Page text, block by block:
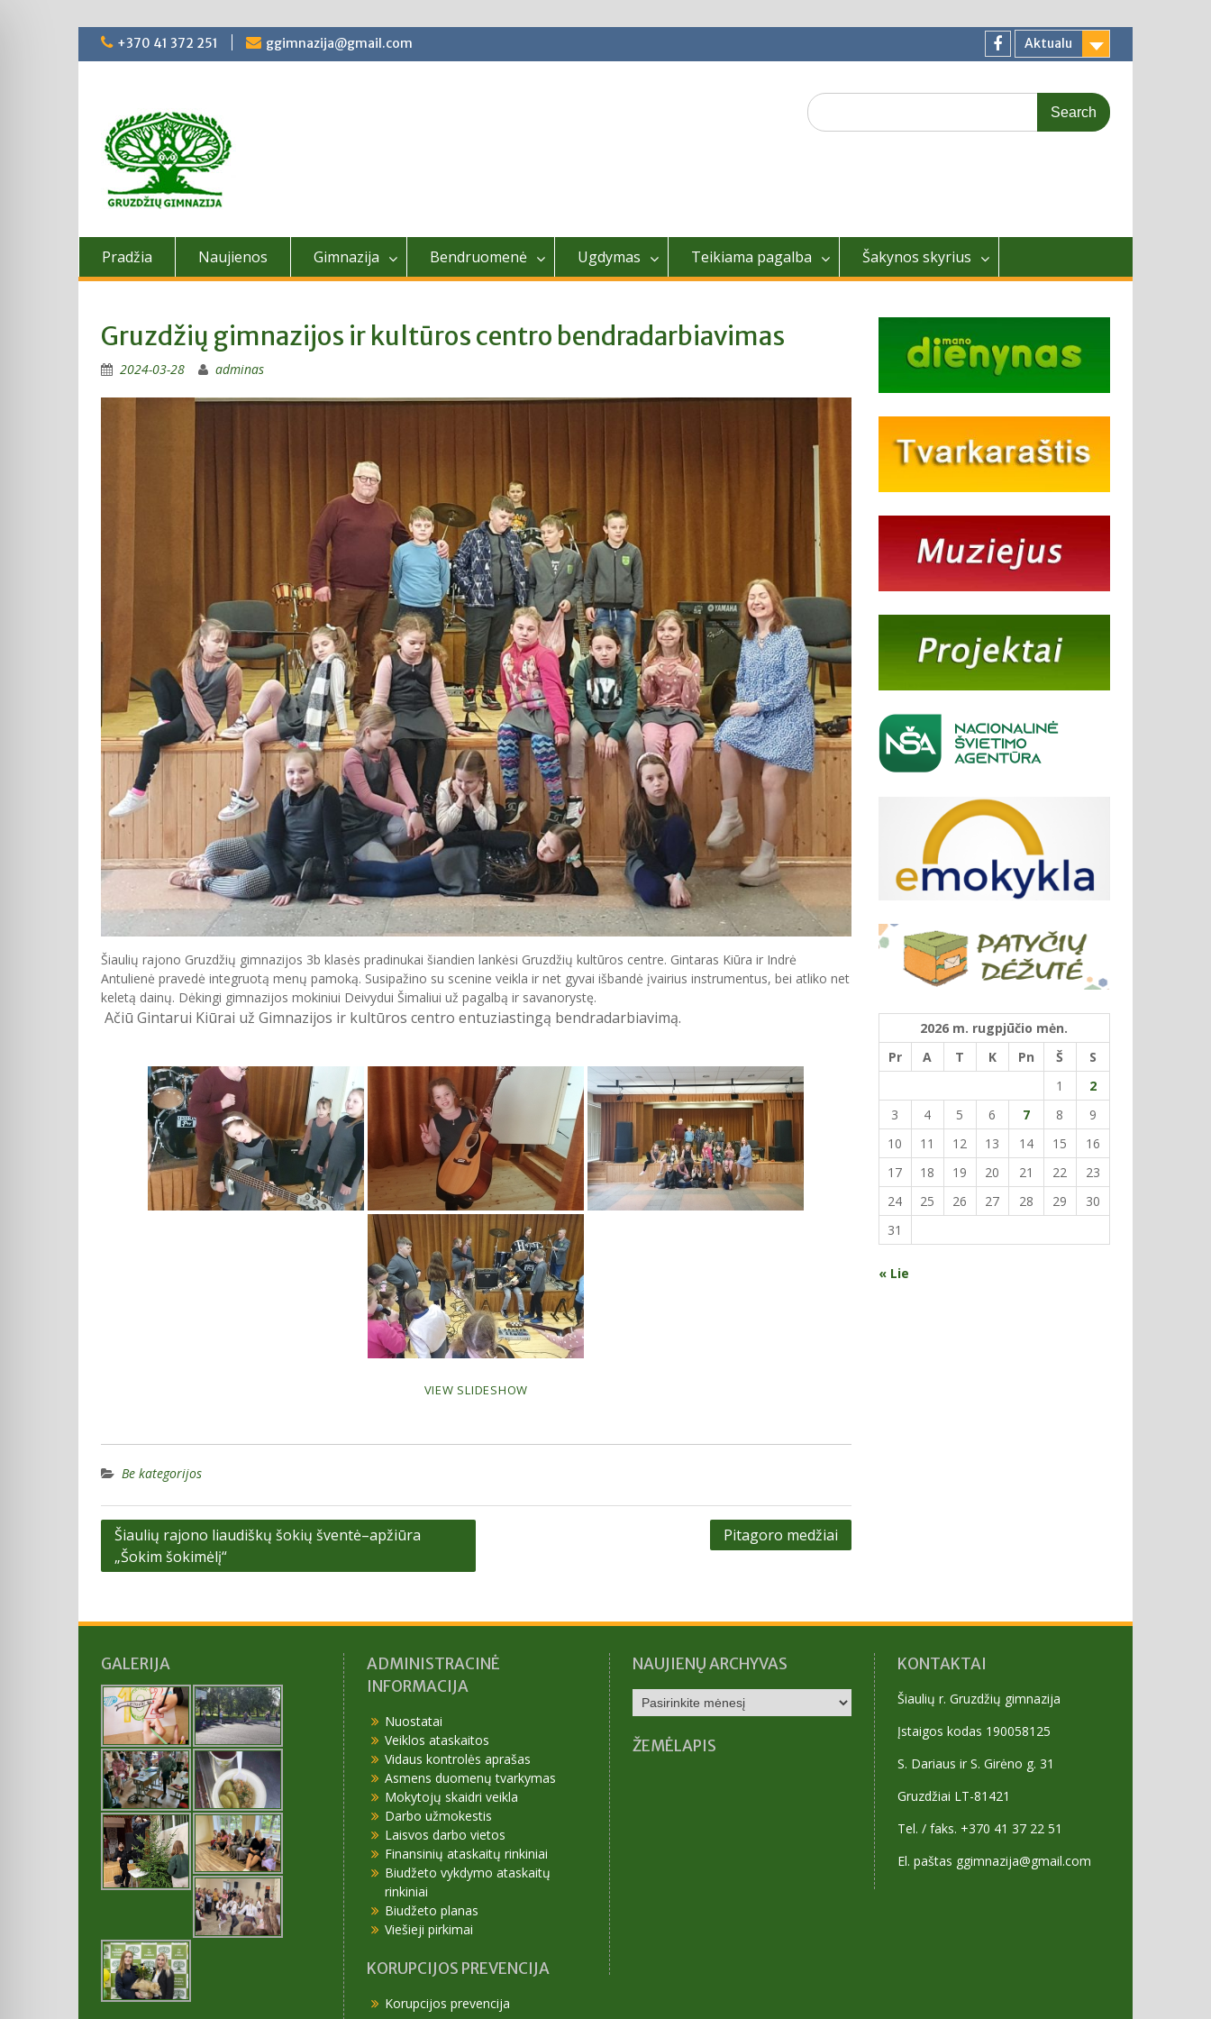
Skip
+370 41 372 251 ggimnazija@gmail.com
Aktualu
Facebook
Search
for:
Pradžia Naujienos Gimnazija Bendruomenė Ugdymas Teikiama pagalba Šakynos skyrius
Gruzdžių gimnazijos ir kultūros centro bendradarbiavimas
2024-03-28 adminas
Šiaulių rajono Gruzdžių gimnazijos 3b klasės pradinukai šiandien lankėsi Gruzdžių kultūros centre. Gintaras Kiūra ir Indrė
Antulienė pravedė integruotą menų pamoką. Susipažino su scenine veikla ir net gyvai išbandė įvairius instrumentus, bei atliko net
keletą dainų. Dėkingi gimnazijos mokiniui Deivydui Šimaliui už pagalbą ir savanorystę.
Ačiū Gintarui Kiūrai už Gimnazijos ir kultūros centro entuziastingą bendradarbiavimą.
VIEW SLIDESHOW
Be kategorijos
Navigacija
tarp
Šiaulių rajono liaudiškų šokių šventė–apžiūra
„Šokim šokimėlį“
Pitagoro medžiai
2026 m. rugpjūčio mėn.
Pr
A T K Pn Š
S
1
2
3
4 5 6 7 8
9
10
11 12 13 14 15
16
17
18 19 20 21 22
23
24
25 26 27 28 29
30
31
« Lie
GALERIJA
ADMINISTRACINĖ
INFORMACIJA
Nuostatai
Veiklos ataskaitos
Vidaus kontrolės aprašas
Asmens duomenų tvarkymas
Mokytojų skaidri veikla
Darbo užmokestis
Laisvos darbo vietos
Finansinių ataskaitų rinkiniai
Biudžeto vykdymo ataskaitų
rinkiniai
Biudžeto planas
Viešieji pirkimai
KORUPCIJOS PREVENCIJA
Korupcijos prevencija
NAUJIENŲ ARCHYVAS
NAUJIENŲ
ARCHYVAS
ŽEMĖLAPIS
KONTAKTAI
Šiaulių r. Gruzdžių gimnazija
Įstaigos kodas 190058125
S. Dariaus ir S. Girėno g. 31
Gruzdžiai LT-81421
Tel. / faks. +370 41 37 22 51
El. paštas ggimnazija@gmail.com